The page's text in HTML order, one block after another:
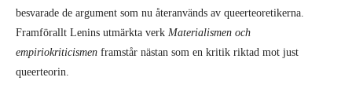
besvarade de argument som nu återanvänds av queerteoretikerna.
Framförallt Lenins utmärkta verk Materialismen och
empiriokriticismen framstår nästan som en kritik riktad mot just
queerteorin.